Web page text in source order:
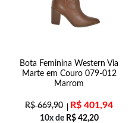
Bota Feminina Western Via
Marte em Couro 079-012
Marrom
R$669,90 R$ 401,94
10x de R$42,20